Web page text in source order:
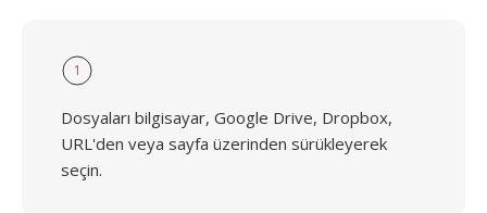
1
Dosyaları bilgisayar, Google Drive, Dropbox,
URL'den veya sayfa üzerinden sürükleyerek
seçin.